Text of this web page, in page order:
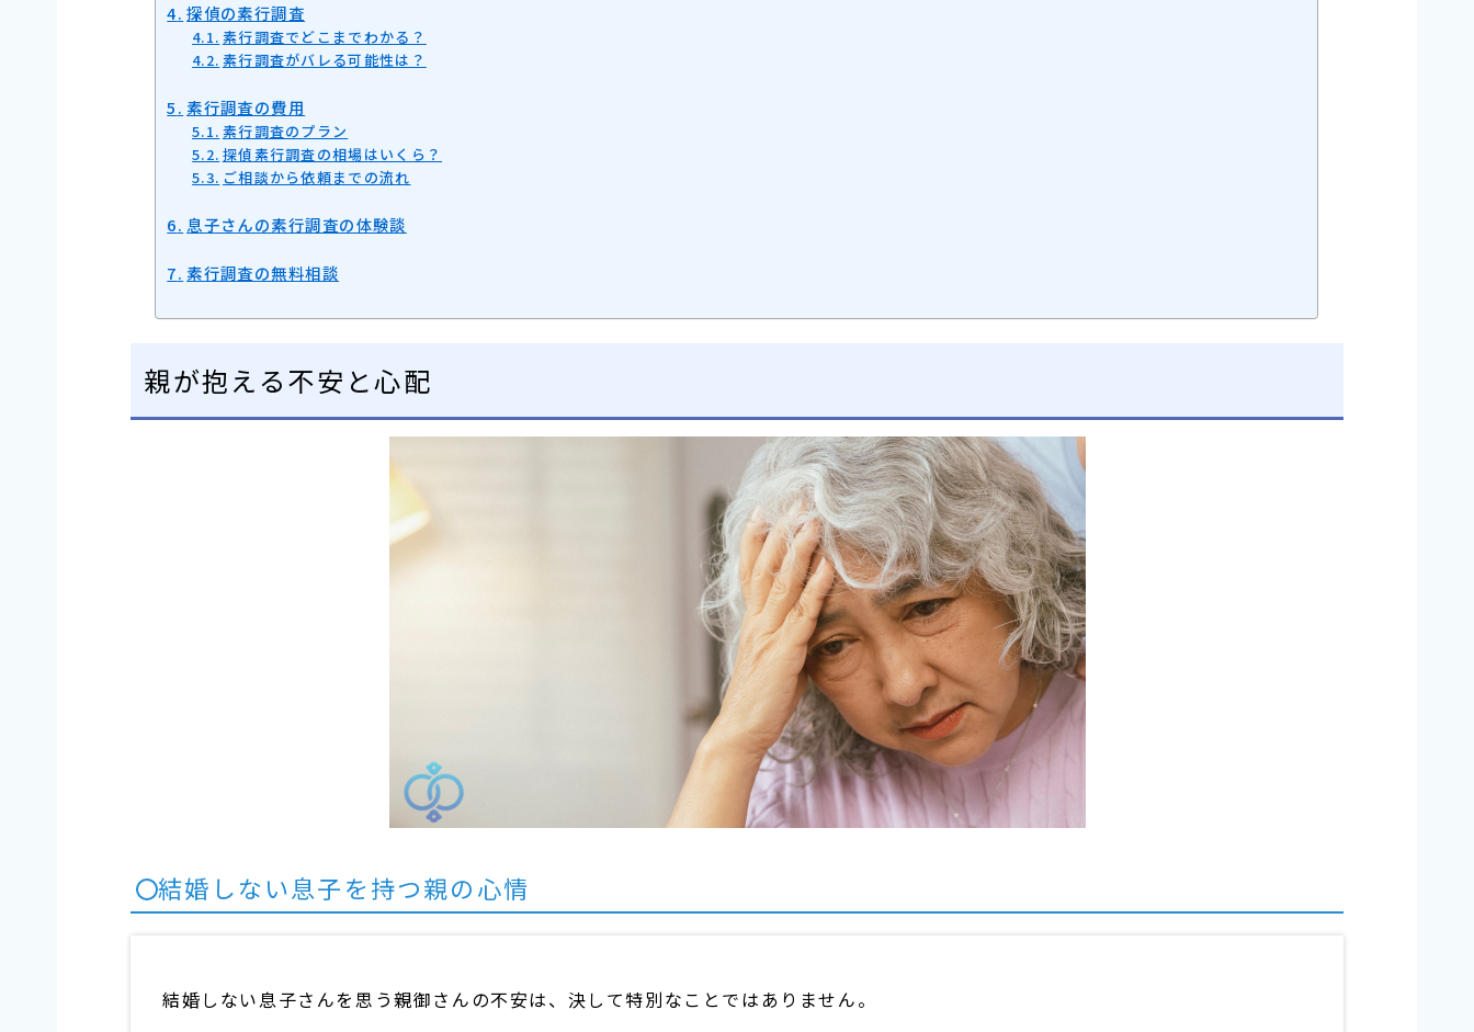
探偵の素行調査
素行調査でどこまでわかる？
素行調査がバレる可能性は？
素行調査の費用
素行調査のプラン
探偵素行調査の相場はいくら？
ご相談から依頼までの流れ
息子さんの素行調査の体験談
素行調査の無料相談
親が抱える不安と心配
結婚しない息子を持つ親の心情
結婚しない息子さんを思う親御さんの不安は、決して特別なことではありません。